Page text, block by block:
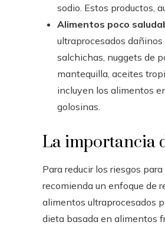
sodio. Estos productos,
Alimentos poco
ultraprocesados
salchichas, nuggets de
mantequilla, aceites
incluyen los alimentos
golosinas.
La importancia
Para reducir los riesgos
recomienda un enfoque de
alimentos ultraprocesados
dieta basada en alimentos